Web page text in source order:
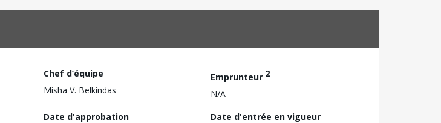
Chef d’équipe
Misha V. Belkindas
Emprunteur 2
N/A
Date d'approbation
Date d'entrée en vigueur